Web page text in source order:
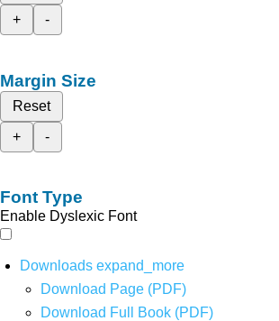
+
-
Margin Size
Reset
+
-
Font Type
Enable Dyslexic Font
Downloads expand_more
Download Page (PDF)
Download Full Book (PDF)